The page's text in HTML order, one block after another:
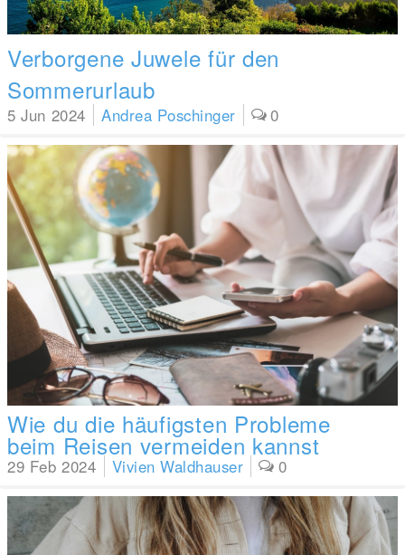
5 Jun 2024 Andrea Poschinger 0
Verborgene Juwele für den
Sommerurlaub
29 Feb 2024 Vivien Waldhauser 0
Wie du die häufigsten Probleme
beim Reisen vermeiden kannst